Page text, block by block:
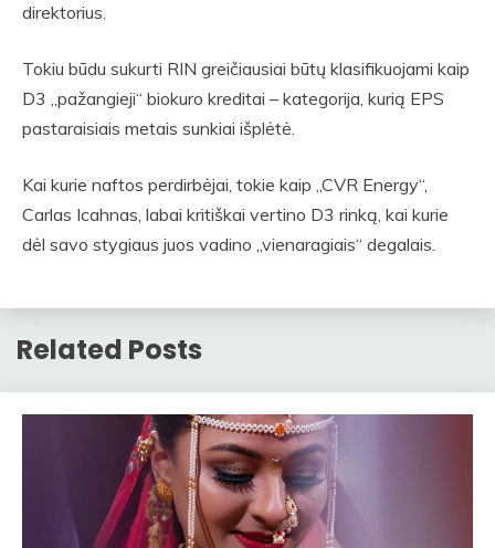
direktorius.
Tokiu būdu sukurti RIN greičiausiai būtų klasifikuojami kaip
D3 „pažangieji“ biokuro kreditai – kategorija, kurią EPS
pastaraisiais metais sunkiai išplėtė.
Kai kurie naftos perdirbėjai, tokie kaip „CVR Energy“,
Carlas Icahnas, labai kritiškai vertino D3 rinką, kai kurie
dėl savo stygiaus juos vadino „vienaragiais“ degalais.
Related Posts